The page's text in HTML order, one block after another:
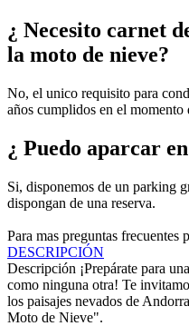
¿ Necesito carnet
la moto de nieve?
No, el unico requisito para
años cumplidos en el
¿ Puedo aparcar
Si, disponemos de un parking
dispongan de una reserva.
Para mas preguntas
DESCRIPCIÓN
Descripción ¡Prepárate para
como ninguna otra! Te
los paisajes nevados de
Moto de Nieve".